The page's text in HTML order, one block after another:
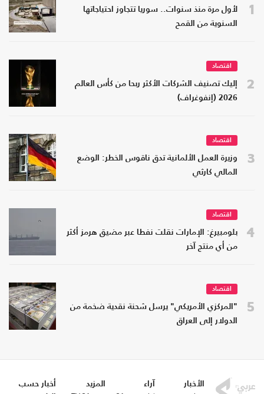
1
لأول مرة منذ سنوات.. سوريا تتجاوز احتياجاتها
السنوية من القمح
2
اقتصاد
إليك تصنيف الشركات الأكثر ربحا من كأس العالم
2026 (إنفوغراف)
3
اقتصاد
وزيرة العمل الألمانية تدق ناقوس الخطر: الوضع
المالي كارثي
4
اقتصاد
بلومبيرغ: الإمارات نقلت نفطا عبر مضيق هرمز أكثر
من أي منتج آخر
5
اقتصاد
"المركزي الأمريكي" يرسل شحنة نقدية ضخمة من
الدولار إلى العراق
الأخبار آراء المزيد
أخبار حسب